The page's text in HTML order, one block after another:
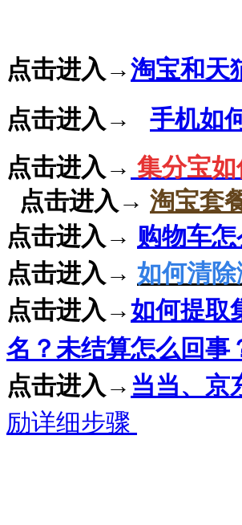
点击进入→淘宝和天
点击进入→
手机如
点击进入→ 集分宝
点击进入 → 淘宝套
点击进入→ 购物车怎
点击进入→ 如何清
点击进入→如何提取
名？未结算怎么回事
点击进入→ 当当、京
励详细步骤